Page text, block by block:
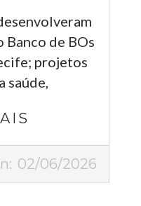
de BOs
projetos
saúde,
02/06/2026